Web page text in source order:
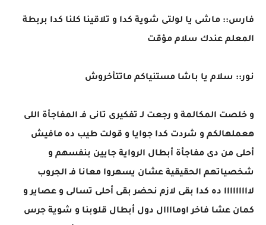
فارس:: ماشى يا لولتى شوية كدا و تلاقينا كلنا كدا بربطة
المعلم عندك سلام مؤقت
نور:: سلام يا باشا مستنياكم ماتتأخروش
و خلصت المكالمة و رجعت لـ تفكيرى تانى فـ المفاجأة اللى
هعملهالكم و شردت كدا جوايا و قولت طيب ده مافيش
أحلى من دى مفاجأة أبطال الرواية جايين بنفسهم و
شخصياتهم الحقيقية عشان يسهروا معانا فـ الجروب
لااااااااا ده كدا بقى لازم نحضر بقى أحلى تسالى و عصاير و
كمان عشا فاخر اوماااال دول أبطال قلوبنا و شوية جرس